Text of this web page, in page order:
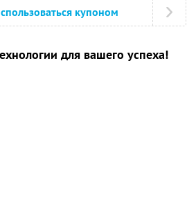
купоном
для вашего успеха!